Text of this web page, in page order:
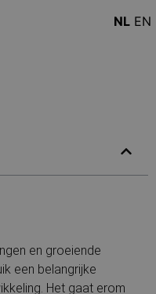
en groeiende
een belangrijke
Het gaat erom
NL EN